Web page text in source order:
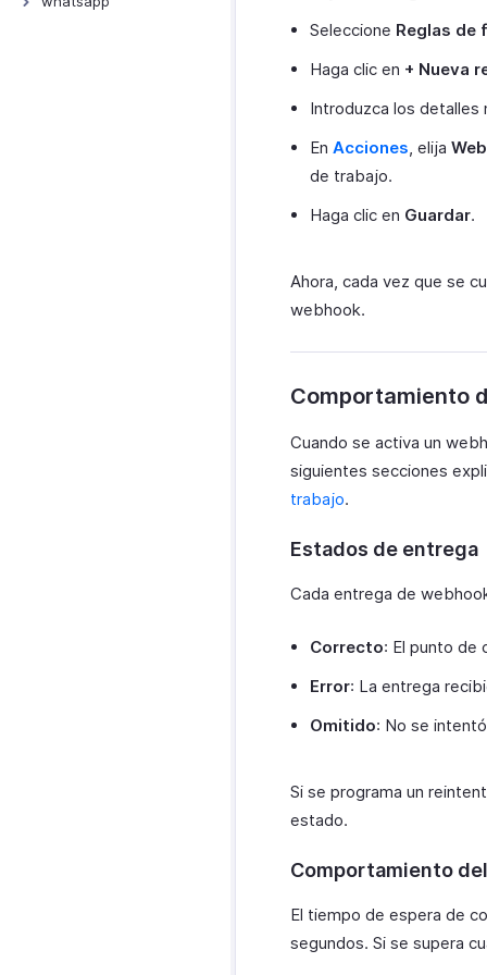
Zoho Projects
Seleccione Reglas de
Haga clic en + Nueva
Introduzca los detalles
En Acciones , elija
de trabajo.
Haga clic en Guardar.
Ahora, cada vez que se
webhook.
Comportamiento
Cuando se activa un
siguientes secciones
trabajo.
Estados de entrega
Cada entrega de
Correcto: El punto de
Error: La entrega
Omitido: No se
Si se programa un
estado.
Comportamiento
El tiempo de espera de
segundos. Si se supera